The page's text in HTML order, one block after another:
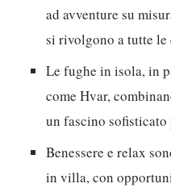
ad avventure su
si rivolgono a tutte le
Le fughe in isola, in
come Hvar,
un fascino
Benessere e relax
in villa, con